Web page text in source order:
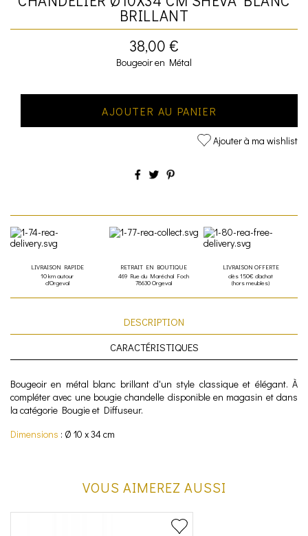
BRILLANT
38,00 €
Bougeoir en Métal
AJOUTER AU PANIER
Ajouter à ma wishlist
LIVRAISON RAPIDE
10 km autour
d'Orgeval
RETRAIT EN BOUTIQUE
469 Rue du Maréchal Foch
78630 Orgeval
LIVRAISON OFFERTE
dès 150€ d'achat
(hors meubles)
DESCRIPTION
CARACTÉRISTIQUES
Bougeoir en métal blanc brillant d'un style classique et élégant. À
compléter avec une bougie chandelle disponible en magasin et dans
la catégorie Bougie et Diffuseur.
Dimensions : Ø 10 x 34 cm
VOUS AIMEREZ AUSSI